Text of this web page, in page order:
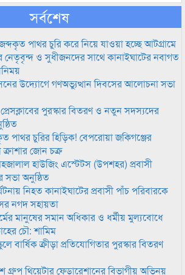
সর্বশেষ
পাথর চুরি করে নিয়ে যাওয়া হচ্ছে আটগ্রামে
ও সুধীজনদের সাথে কানাইঘাটের নবাগত
উদ্যোগে গণঅভ্যুত্থান দিবসের আলোচনা সভা
পুরস্কার বিতরণ ও নতুন সদস্যদের
পাথর চুরির হিড়িক! বেপরোয়া জকিগঞ্জের
জোন চক্র
হাউজিং এস্টেটস (উপশহর) প্রবাসী
সভা অনুষ্ঠিত
নিহত কানাইঘাটের প্রবাসী পাঁচ পরিবারকে
নগদ সহায়তা
মানুষের সমান অধিকার ও ধর্মীয় মুল্যবোধে
চৌ: শামিম
বার্ষিক ক্রীড়া প্রতিযোগিতার পুরস্কার বিতরণ
গ্রুপ থিয়েটার ফেডারেশানের বিভাগীয় অভিনয়